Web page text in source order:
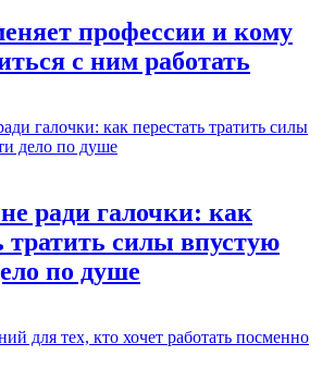
профессии и кому
с ним работать
ради галочки: как
тратить силы впустую
по душе